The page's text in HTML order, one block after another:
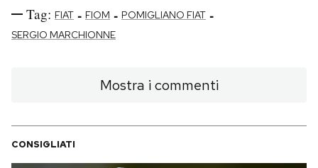
Area Personale
Newsletter
Hai bisogno di aiuto?
Tag: FIAT - FIOM - POMIGLIANO FIAT -
SERGIO MARCHIONNE
Mostra i commenti
CONSIGLIATI